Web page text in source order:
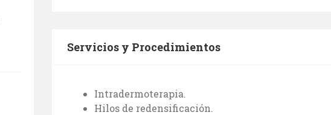
Servicios y Procedimientos
Intradermoterapia.
Hilos de redensificación.